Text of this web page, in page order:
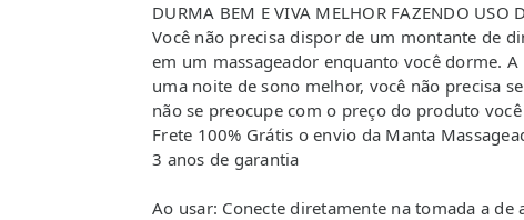
DURMA BEM E VIVA MELHOR FAZENDO USO
Você não precisa dispor de um montante de
em um massageador enquanto você dorme.
uma noite de sono melhor, você não precisa
não se preocupe com o preço do produto
Frete 100% Grátis o envio da Manta
3 anos de garantia
Ao usar: Conecte diretamente na tomada a